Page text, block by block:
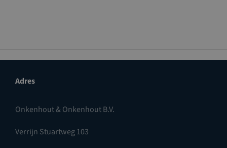
Adres
Onkenhout & Onkenhout B.V.
Verrijn Stuartweg 103